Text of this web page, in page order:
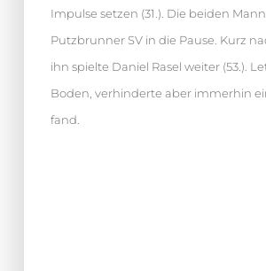
Impulse setzen (31.). Die beiden
Putzbrunner SV in die Pause. Kurz
ihn spielte Daniel Rasel weiter (53.).
Boden, verhinderte aber immerhin
fand.